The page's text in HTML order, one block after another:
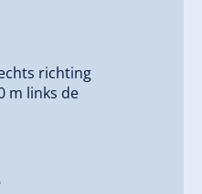
richting
m links de